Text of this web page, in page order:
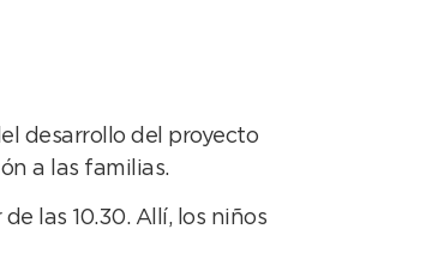
desarrollo del proyecto
a las familias.
las 10.30. Allí, los niños